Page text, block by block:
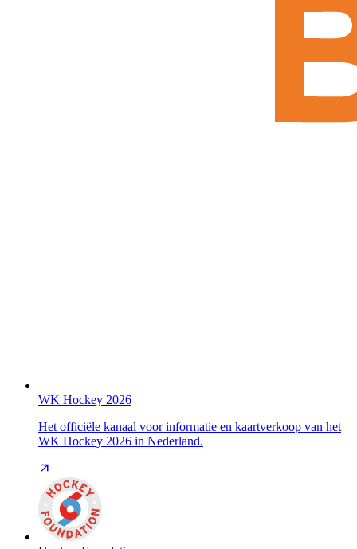
WK Hockey 2026
Het officiële kanaal voor informatie en kaartverkoop van het
WK Hockey 2026 in Nederland.